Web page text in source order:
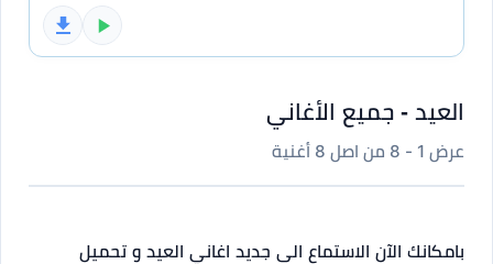
العيد - جميع الأغاني
عرض 1 - 8 من اصل 8 أغنية
بامكانك الآن الاستماع الى جديد اغاني العيد و تحميل